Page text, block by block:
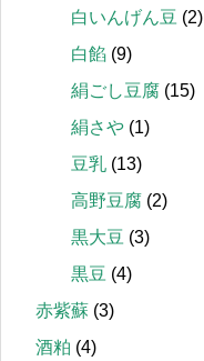
白いんげん豆 (2)
白餡 (9)
絹ごし豆腐 (15)
絹さや (1)
豆乳 (13)
高野豆腐 (2)
黒大豆 (3)
黒豆 (4)
赤紫蘇 (3)
酒粕 (4)